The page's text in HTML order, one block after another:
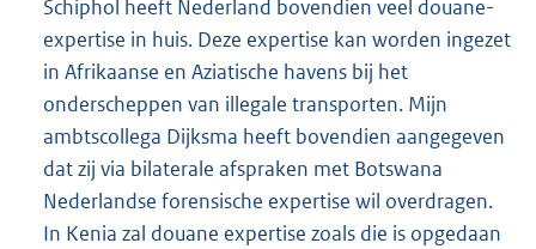
Schiphol heeft Nederland bovendien veel douane-
expertise in huis. Deze expertise kan worden ingezet
in Afrikaanse en Aziatische havens bij het
onderscheppen van illegale transporten. Mijn
ambtscollega Dijksma heeft bovendien aangegeven
dat zij via bilaterale afspraken met Botswana
Nederlandse forensische expertise wil overdragen.
In Kenia zal douane expertise zoals die is opgedaan